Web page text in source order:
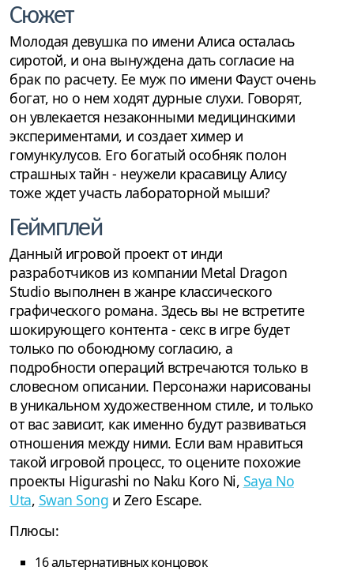
Сюжет
Молодая девушка по имени Алиса осталась
сиротой, и она вынуждена дать согласие на
брак по расчету. Ее муж по имени Фауст очень
богат, но о нем ходят дурные слухи. Говорят,
он увлекается незаконными медицинскими
экспериментами, и создает химер и
гомункулусов. Его богатый особняк полон
страшных тайн - неужели красавицу Алису
тоже ждет участь лабораторной мыши?
Геймплей
Данный игровой проект от инди
разработчиков из компании Metal Dragon
Studio выполнен в жанре классического
графического романа. Здесь вы не встретите
шокирующего контента - секс в игре будет
только по обоюдному согласию, а
подробности операций встречаются только в
словесном описании. Персонажи нарисованы
в уникальном художественном стиле, и только
от вас зависит, как именно будут развиваться
отношения между ними. Если вам нравиться
такой игровой процесс, то оцените похожие
проекты Higurashi no Naku Koro Ni, Saya No
Uta, Swan Song и Zero Escape.
Плюсы:
16 альтернативных концовок